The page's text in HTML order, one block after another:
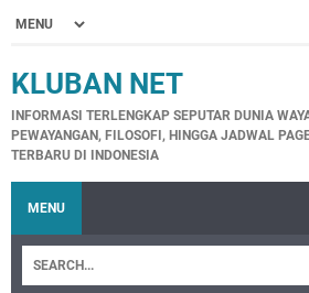
KLUBAN NET
INFORMASI TERLENGKAP SEPUTAR DUNIA
PEWAYANGAN, FILOSOFI, HINGGA JADWAL
TERBARU DI INDONESIA
MENU